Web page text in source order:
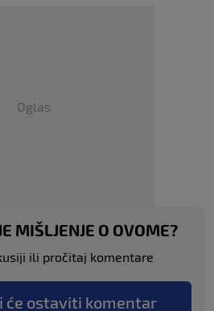
Oglas
MIŠLJENJE O OVOME?
ili pročitaj komentare
će ostaviti komentar